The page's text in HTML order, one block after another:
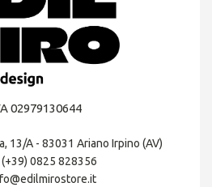
02979130644
13/A - 83031 Ariano Irpino (AV)
0825 828356